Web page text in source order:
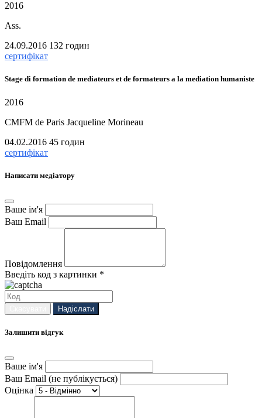
2016
Ass.
24.09.2016 132 годин
сертифікат
Stage di formation de mediateurs et de formateurs a la mediation humaniste
2016
CMFM de Paris Jacqueline Morineau
04.02.2016 45 годин
сертифікат
Написати медіатору
Ваше ім'я
Ваш Email
Повідомлення
Введіть код з картинки *
Надіслати
Залишити відгук
Ваше ім'я
Ваш Email (не публікується)
Оцінка